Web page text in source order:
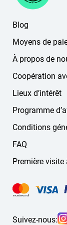
Suivez-nous:
Blog
Moyens de
À propos de
Coopération
Lieux d’intérêt
Programme
Conditions
FAQ
Première visite